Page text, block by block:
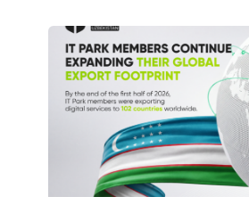
НОВЫЕ
ПРЕДМЕТЫ
ПО
ИСКУССТВЕННОМУ
ИНТЕЛЛЕКТУ